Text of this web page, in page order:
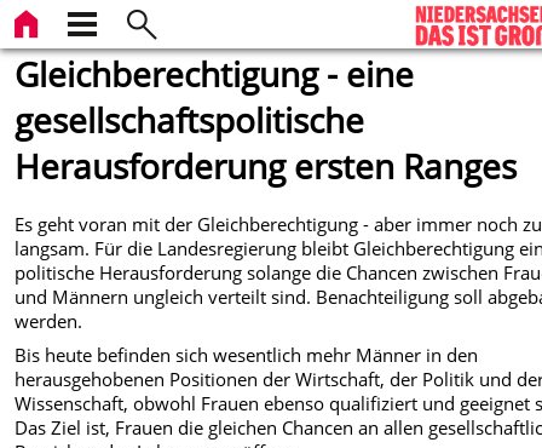
Gleichberechtigung - eine
gesellschaftspolitische
Herausforderung ersten Ranges
Es geht voran mit der Gleichberechtigung - aber immer noch zu
langsam. Für die Landesregierung bleibt Gleichberechtigung
politische Herausforderung solange die Chancen zwischen
und Männern ungleich verteilt sind. Benachteiligung soll
werden.
Bis heute befinden sich wesentlich mehr Männer in den
herausgehobenen Positionen der Wirtschaft, der Politik und
Wissenschaft, obwohl Frauen ebenso qualifiziert und geeignet
Das Ziel ist, Frauen die gleichen Chancen an allen